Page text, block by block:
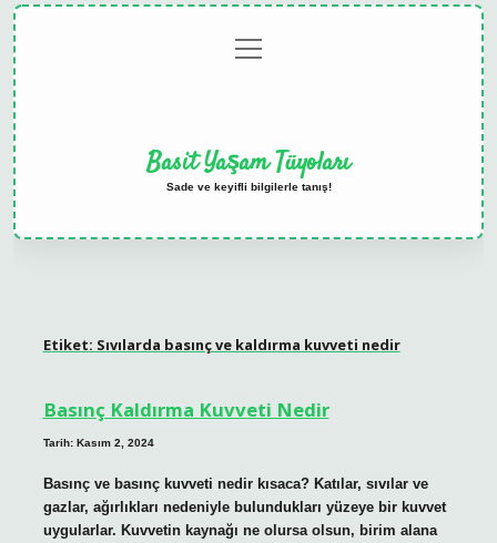
menüyü
aç
Basit Yaşam Tüyoları
Sade ve keyifli bilgilerle tanış!
Etiket: Sıvılarda basınç ve kaldırma kuvveti nedir
Basınç Kaldırma Kuvveti Nedir
Tarih: Kasım 2, 2024
Basınç ve basınç kuvveti nedir kısaca? Katılar, sıvılar ve
gazlar, ağırlıkları nedeniyle bulundukları yüzeye bir kuvvet
uygularlar. Kuvvetin kaynağı ne olursa olsun, birim alana